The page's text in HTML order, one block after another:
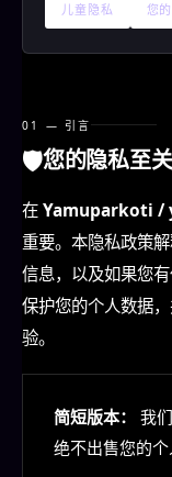
儿童隐私 您
01 — 引言
🛡️您的隐私至关
在Yamuparkoti /
重要。本隐私政策
信息，以及如果您
保护您的个人数据
验。
简短版本：
我
绝不出售您的个